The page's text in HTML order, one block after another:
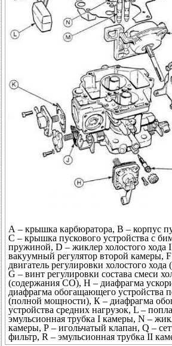
А – крышка карбюратора, В – корпус
С – крышка пускового устройства с
пружиной, D – жиклер холостого хода
вакуумный регулятор второй камеры,
двигатель регулировки холостого хода
G – винт регулировки состава смеси
(содержания СО), Н – диафрагма
диафрагма обогащающего устройства
(полной мощности), К – диафрагма
устройства средних нагрузок, L –
эмульсионная трубка I камеры, N –
камеры, Р – игольчатый клапан, Q –
фильтр, R – эмульсионная трубка II